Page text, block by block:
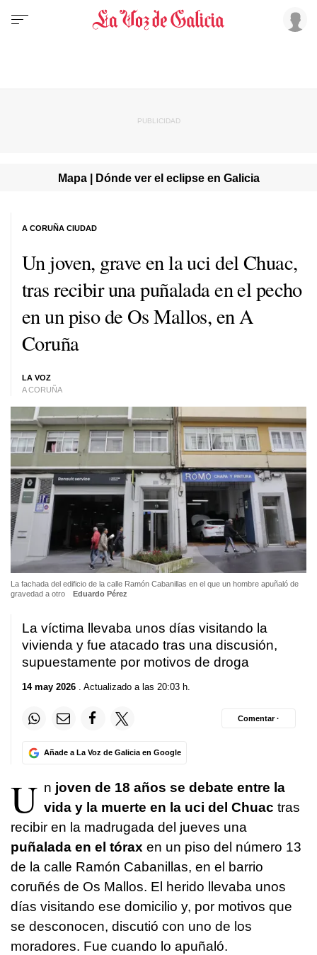
Mapa | Dónde ver el eclipse en Galicia
Un joven, grave en la uci del Chuac,
tras recibir una puñalada en el pecho
en un piso de Os Mallos, en A
Coruña
LA VOZ
A CORUÑA
A CORUÑA CIUDAD
La fachada del edificio de la calle Ramón Cabanillas en el que un hombre apuñaló de
gravedad a otro
Eduardo Pérez
La víctima llevaba unos días visitando la
vivienda y fue atacado tras una discusión,
supuestamente por motivos de droga
14 may 2026 . Actualizado a las 20:03 h.
Añade a La Voz de Galicia en Google
Comentar ·
U n joven de 18 años se debate entre la
vida y la muerte en la uci del Chuac tras
recibir en la madrugada del jueves una
puñalada en el tórax en un piso del número 13
de la calle Ramón Cabanillas, en el barrio
coruñés de Os Mallos. El herido llevaba unos
días visitando ese domicilio y, por motivos que
se desconocen, discutió con uno de los
moradores. Fue cuando lo apuñaló.